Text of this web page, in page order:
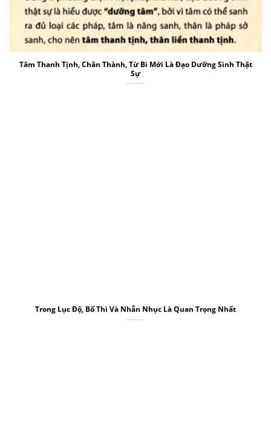
Tâm Thanh Tịnh, Chân Thành, Từ Bi Mới Là Đạo Dưỡng Sinh Thật
Sự
Trong Lục Độ, Bố Thì Và Nhẫn Nhục Là Quan Trọng Nhất